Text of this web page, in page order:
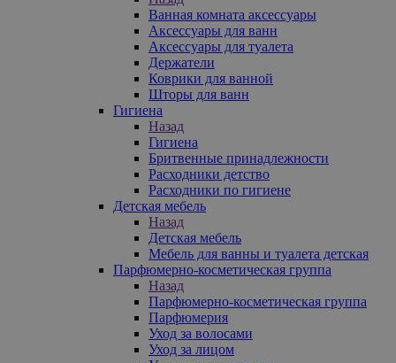
Ванная комната аксессуары
Аксессуары для ванн
Аксессуары для туалета
Держатели
Коврики для ванной
Шторы для ванн
Гигиена
Назад
Гигиена
Бритвенные принадлежности
Расходники детство
Расходники по гигиене
Детская мебель
Назад
Детская мебель
Мебель для ванны и туалета детская
Парфюмерно-косметическая группа
Назад
Парфюмерно-косметическая группа
Парфюмерия
Уход за волосами
Уход за лицом